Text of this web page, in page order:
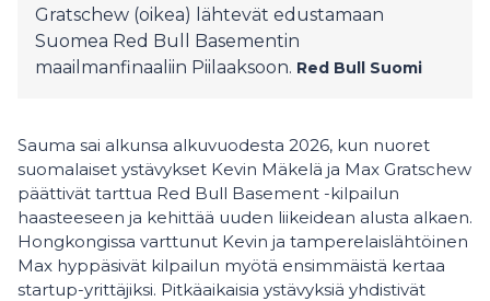
Gratschew (oikea) lähtevät edustamaan
Suomea Red Bull Basementin
maailmanfinaaliin Piilaaksoon. Red Bull Suomi
Sauma sai alkunsa alkuvuodesta 2026, kun nuoret
suomalaiset ystävykset Kevin Mäkelä ja Max Gratschew
päättivät tarttua Red Bull Basement -kilpailun
haasteeseen ja kehittää uuden liikeidean alusta alkaen.
Hongkongissa varttunut Kevin ja tamperelaislähtöinen
Max hyppäsivät kilpailun myötä ensimmäistä kertaa
startup-yrittäjiksi. Pitkäaikaisia ystävyksiä yhdistivät